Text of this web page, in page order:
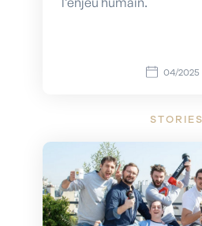
04/2025
STORIES